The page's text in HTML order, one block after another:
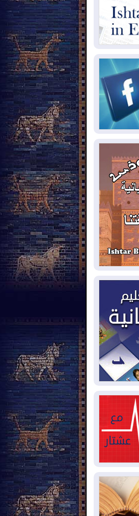
لمدة عام.. بدء توريد 100
في
العراقية
حرائق فرنسا.. توقيف 402
بداية موسم
إقليم
تعود إلى
في
في
المالية العراقية.. اقتراض يتجاوز 3 تريليونات
مجددا
60 ألف شخص
بغداد:
برد